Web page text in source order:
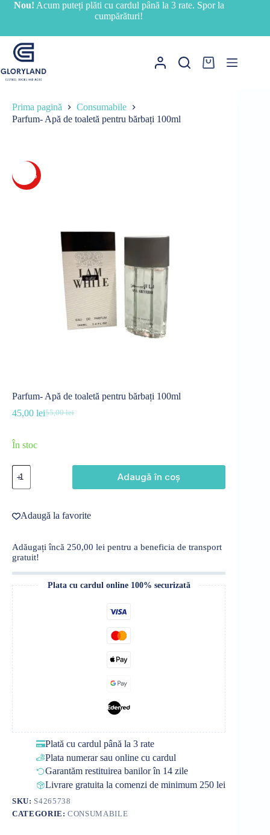
SariNou! Acum puteți plăti cu cardul până la 3 rate. Spor la
cumpărături!
Coș
Prima pagină
Consumabile
Parfum- Apă de toaletă pentru bărbați 100ml
-18%
Parfum- Apă de toaletă pentru bărbați 100ml
55,00lei
Prețul
45,00 leiPrețul
În stoc
Cantitate
Parfum-
Apă
toaletă
pentru
Adaugă în coș
Adaugă la favorite
Adăugați încă 250,00 lei pentru a beneficia de transport
gratuit!
Plata cu cardul online 100% securizată
Plată cu cardul până la 3 rate
Plata numerar sau online cu cardul
Garantăm restituirea banilor în 14 zile
Livrare gratuita la comenzi de minimum 250 lei
SKU: S4265738
CATEGORIE:CONSUMABILE